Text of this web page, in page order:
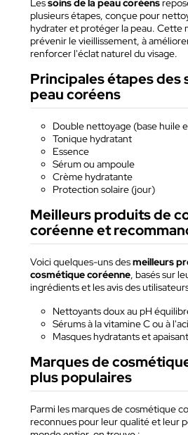
plusieurs étapes, conçue pour
hydrater et protéger la peau. Cette
prévenir le vieillissement, à
renforcer l'éclat naturel du visage.
Principales étapes des
peau coréens
Double nettoyage (base huile
Tonique hydratant
Essence
Sérum ou ampoule
Crème hydratante
Protection solaire (jour)
Meilleurs produits de
coréenne et
Voici quelques-uns desmeilleurs
cosmétique coréenne , basés sur
ingrédients et les avis des
Nettoyants doux au pH
Sérums à la vitamine C ou à
Masques hydratants et
Marques de
plus populaires
Parmi les marques de cosmétique
reconnues pour leur qualité et leur